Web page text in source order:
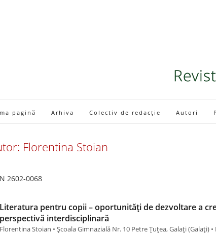
pagină Arhiva Colectiv de redacție Autori
Florentina Stoian
2602-0068
Literatura pentru copii – oportunități de dezvoltare a
perspectivă interdisciplinară
Florentina Stoian • Școala Gimnazială Nr. 10 Petre Țuțea, Galați (Galaţi)